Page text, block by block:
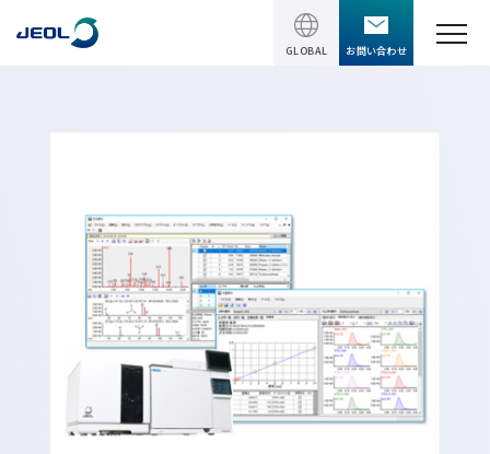
製品情報
理科学機器
電子顕微鏡 総合
透過電子顕微鏡 (TEM)
TEM周辺機器
走査電子顕微鏡 (SEM)
サービス＆サポート
サービス＆サポート
装置利用サポート
受託分析
ソリューション
ソリューション
半導体
イベント・セミナー
イベント・セミナー
GLOBAL お問い合わせ